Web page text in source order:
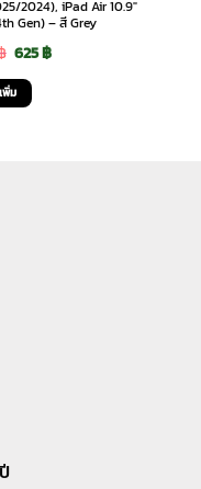
2024), iPad Air 10.9″
Gen) – สี Grey
Original
price
was:
625฿Current
พิ่ม